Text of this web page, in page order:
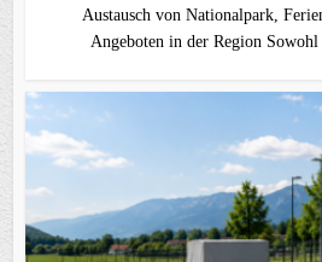
Austausch von Nationalpark,
Angeboten in der Region Sowohl